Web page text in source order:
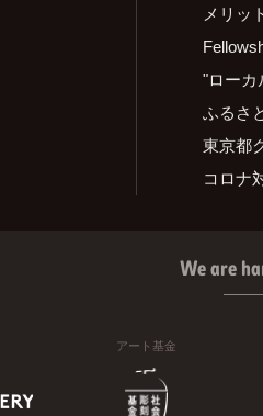
メリッ
"ローカ
ふるさ
東京都
コロナ
We are
アート基金